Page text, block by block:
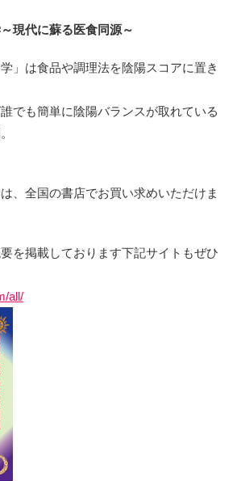
現代に蘇る医食同源～
」は食品や調理法を陰陽スコアに置き
でも簡単に陰陽バランスが取れている
、全国の書店でお買い求めいただけま
を掲載しております下記サイトもぜひ
all/